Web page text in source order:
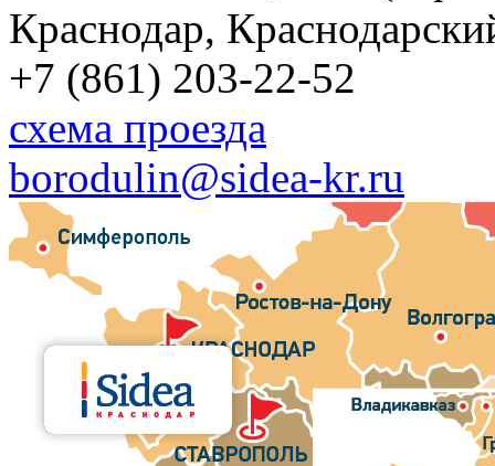
Краснодар,
+7 (861) 203-22-52
схема проезда
borodulin@sidea-kr.ru